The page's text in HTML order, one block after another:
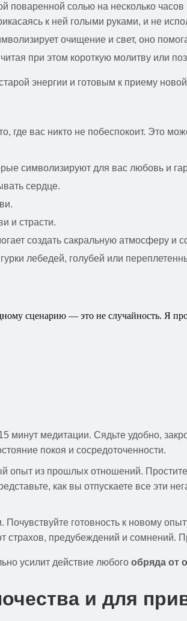
поваренной солью на несколько
к ней голыми руками, и не
очищение и свет, оно
при этом короткую молитву или
энергии и готовым к приему
где вас никто не побеспокоит. Это
символизируют для вас любовь и
сердце.
и страсти.
создать сакральную атмосферу и
лебедей, голубей или
сценарию — это не случайность. Я
минут медитации. Сядьте удобно,
покоя и сосредоточенности.
опыт из прошлых отношений.
как вы отпускаете все эти
готовность к новому
страхов, предубеждений и сомнений.
усилит действие любого обряда от
и для